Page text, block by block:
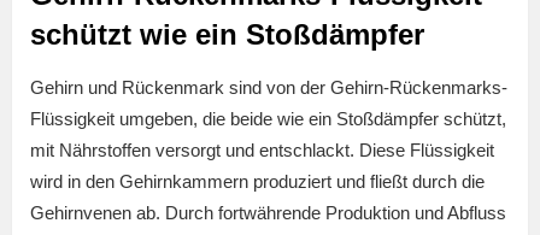
schützt wie ein Stoßdämpfer
Gehirn und Rückenmark sind von der Gehirn-Rückenmarks-
Flüssigkeit umgeben, die beide wie ein Stoßdämpfer schützt,
mit Nährstoffen versorgt und entschlackt. Diese Flüssigkeit
wird in den Gehirnkammern produziert und fließt durch die
Gehirnvenen ab. Durch fortwährende Produktion und Abfluss